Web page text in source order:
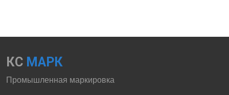
КС МАРК
Промышленная маркировка